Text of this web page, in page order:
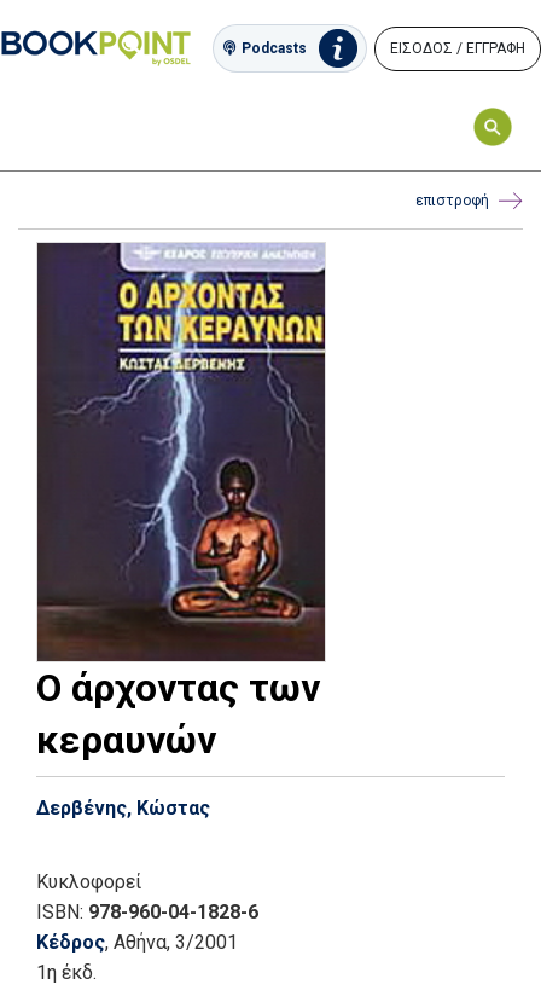
Podcasts ΕΙΣΟΔΟΣ / ΕΓΓΡΑΦΗ
επιστροφή
Ο άρχοντας των
κεραυνών
Δερβένης, Κώστας
Κυκλοφορεί
ISBN: 978-960-04-1828-6
Κέδρος, Αθήνα, 3/2001
1η έκδ.